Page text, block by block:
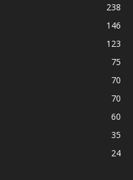
238
146
123
75
70
70
60
35
24